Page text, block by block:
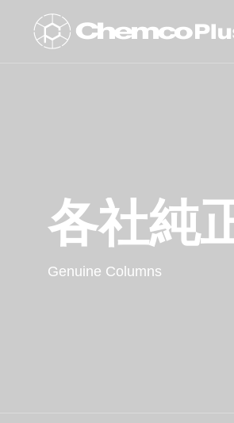
SERVICE
製品・サービス一覧
各社純
Genuine Columns